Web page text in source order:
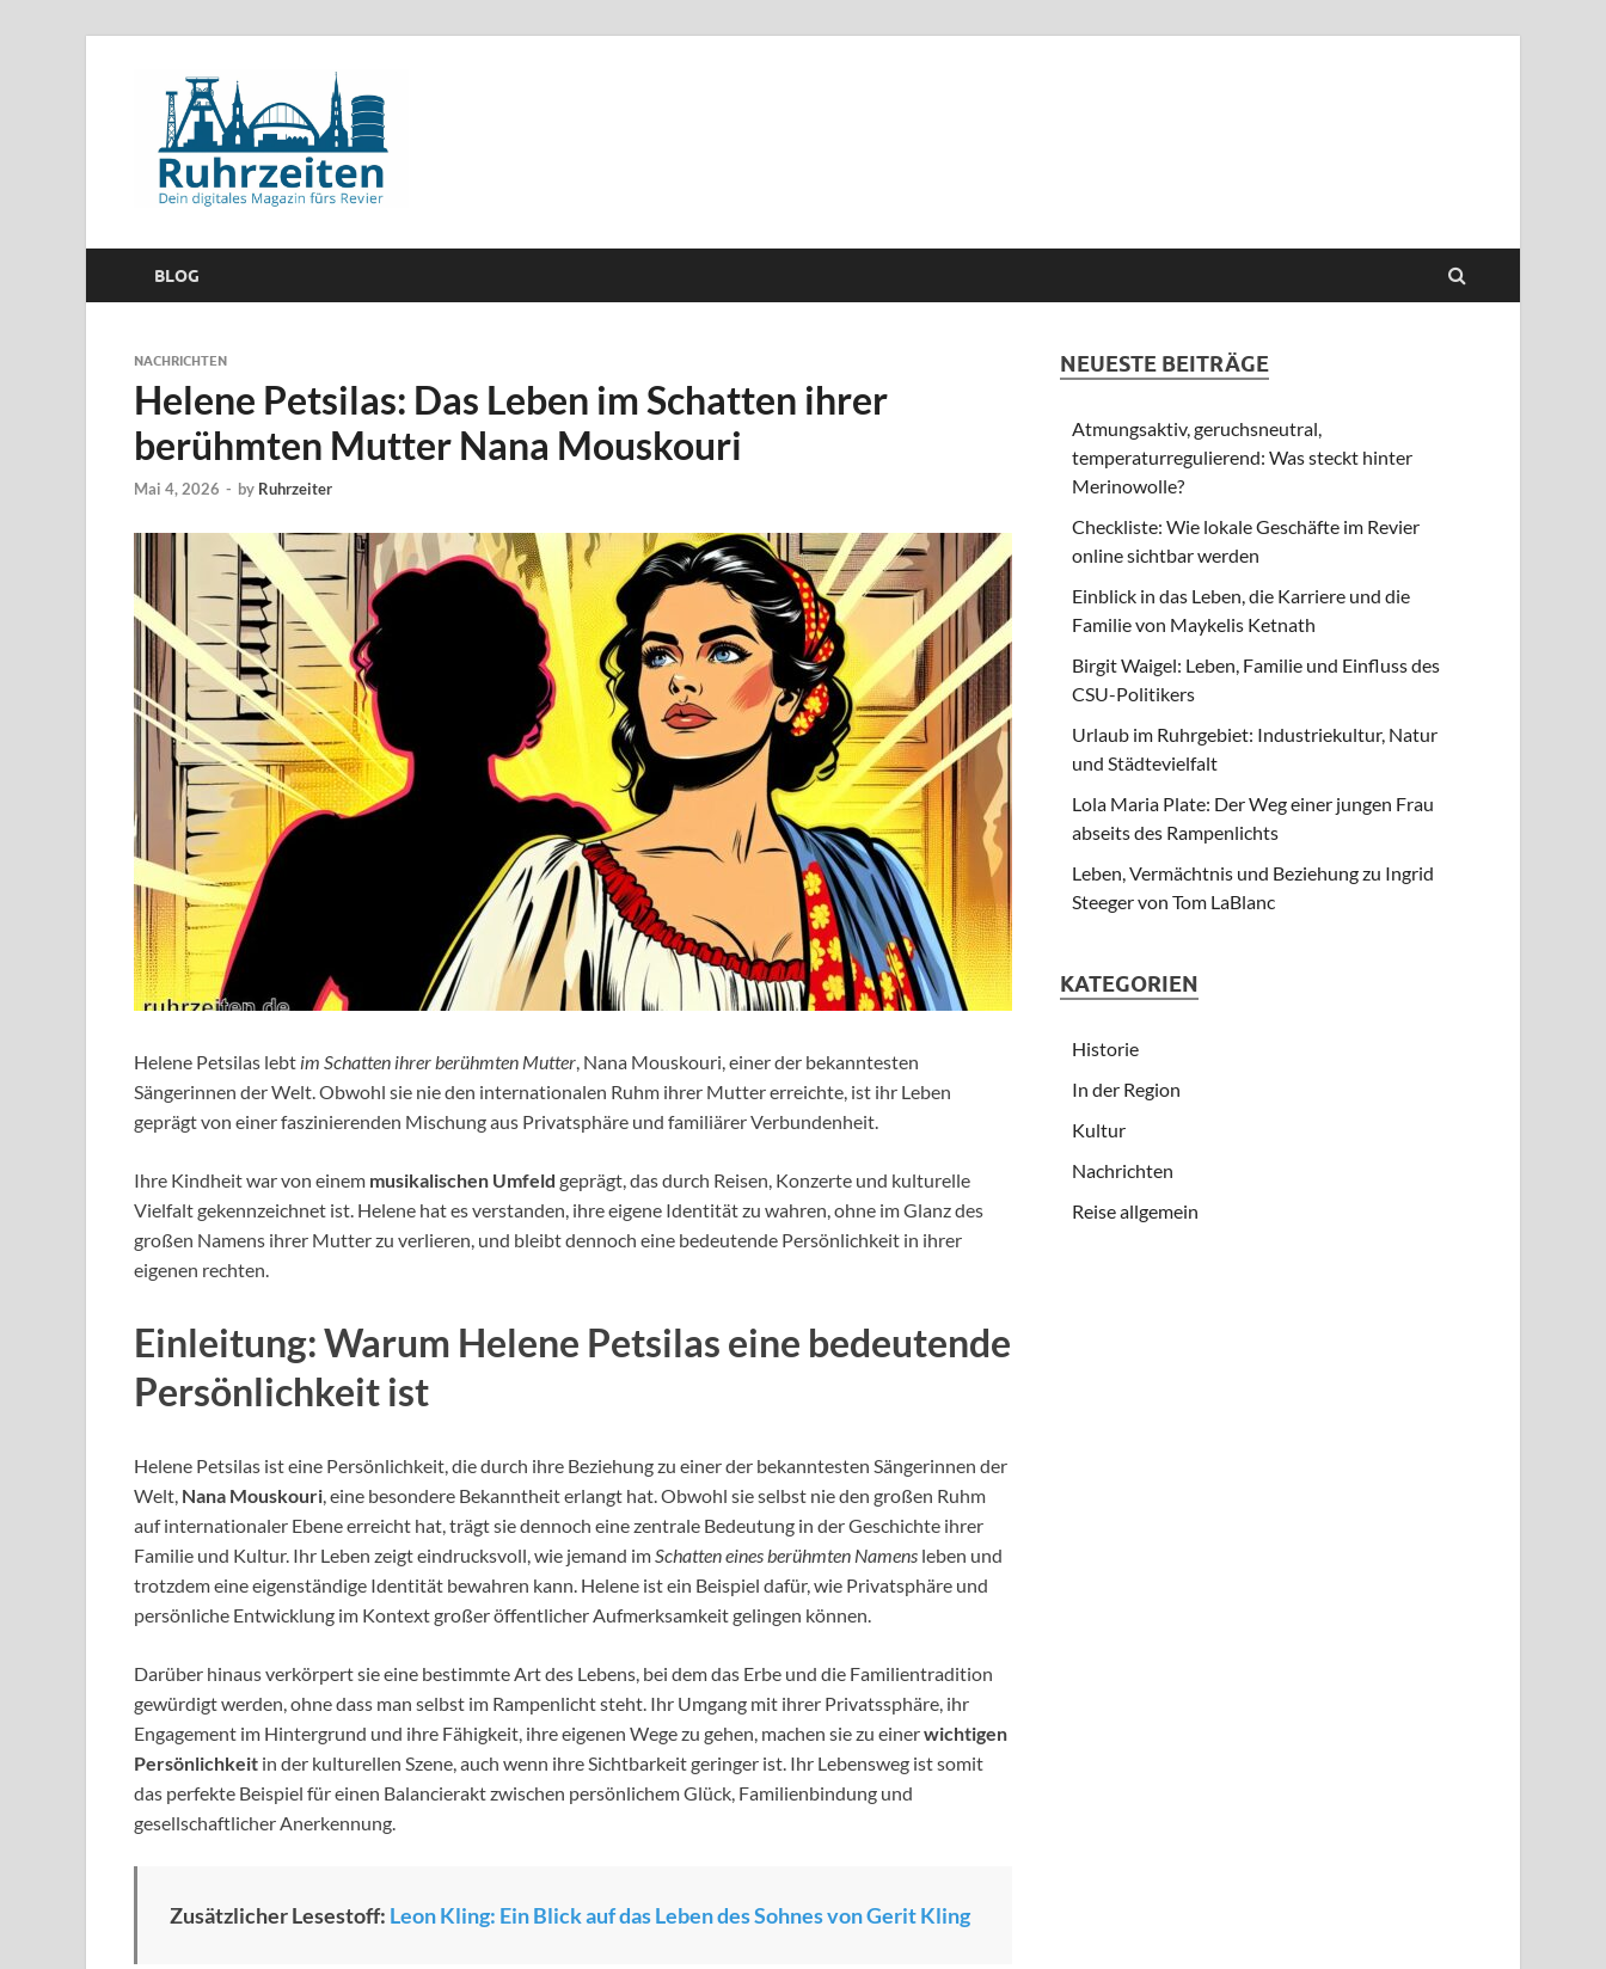
BLOG
NACHRICHTEN
Helene Petsilas: Das Leben im Schatten ihrer
berühmten Mutter Nana Mouskouri
Mai 4, 2026 - by Ruhrzeiter
Helene Petsilas lebt im Schatten ihrer berühmten Mutter , Nana Mouskouri, einer der bekanntesten
Sängerinnen der Welt. Obwohl sie nie den internationalen Ruhm ihrer Mutter erreichte, ist ihr Leben
geprägt von einer faszinierenden Mischung aus Privatsphäre und familiärer Verbundenheit.
Ihre Kindheit war von einem musikalischen Umfeld geprägt, das durch Reisen, Konzerte und kulturelle
Vielfalt gekennzeichnet ist. Helene hat es verstanden, ihre eigene Identität zu wahren, ohne im Glanz des
großen Namens ihrer Mutter zu verlieren, und bleibt dennoch eine bedeutende Persönlichkeit in ihrer
eigenen rechten.
Einleitung: Warum Helene Petsilas eine bedeutende
Persönlichkeit ist
Helene Petsilas ist eine Persönlichkeit, die durch ihre Beziehung zu einer der bekanntesten Sängerinnen der
Welt, Nana Mouskouri, eine besondere Bekanntheit erlangt hat. Obwohl sie selbst nie den großen Ruhm
auf internationaler Ebene erreicht hat, trägt sie dennoch eine zentrale Bedeutung in der Geschichte ihrer
Familie und Kultur. Ihr Leben zeigt eindrucksvoll, wie jemand imSchatten eines berühmten Namens leben und
trotzdem eine eigenständige Identität bewahren kann. Helene ist ein Beispiel dafür, wie Privatsphäre und
persönliche Entwicklung im Kontext großer öffentlicher Aufmerksamkeit gelingen können.
Darüber hinaus verkörpert sie eine bestimmte Art des Lebens, bei dem das Erbe und die Familientradition
gewürdigt werden, ohne dass man selbst im Rampenlicht steht. Ihr Umgang mit ihrer Privatssphäre, ihr
Engagement im Hintergrund und ihre Fähigkeit, ihre eigenen Wege zu gehen, machen sie zu einerwichtigen
Persönlichkeit in der kulturellen Szene, auch wenn ihre Sichtbarkeit geringer ist. Ihr Lebensweg ist somit
das perfekte Beispiel für einen Balancierakt zwischen persönlichem Glück, Familienbindung und
gesellschaftlicher Anerkennung.
Zusätzlicher Lesestoff: Leon Kling: Ein Blick auf das Leben des Sohnes von Gerit Kling
NEUESTE BEITRÄGE
Atmungsaktiv, geruchsneutral,
temperaturregulierend: Was steckt hinter
Merinowolle?
Checkliste: Wie lokale Geschäfte im Revier
online sichtbar werden
Einblick in das Leben, die Karriere und die
Familie von Maykelis Ketnath
Birgit Waigel: Leben, Familie und Einfluss des
CSU-Politikers
Urlaub im Ruhrgebiet: Industriekultur, Natur
und Städtevielfalt
Lola Maria Plate: Der Weg einer jungen Frau
abseits des Rampenlichts
Leben, Vermächtnis und Beziehung zu Ingrid
Steeger von Tom LaBlanc
KATEGORIEN
Historie
In der Region
Kultur
Nachrichten
Reise allgemein